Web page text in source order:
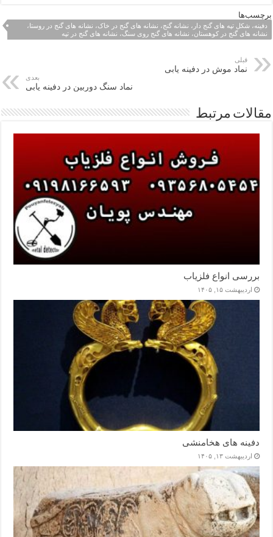
برچسب‌ها
دفینه، شکل تپه های گنج دار، نشانه گنج، نشانه های گنج در خاک، نشانه های گنج در روستا،
نشانه های گنج در کوهستان، نشانه های گنج روی سنگ، نشانه های گنج در تپه
قبلی
نماد موش در دفینه یابی
بعدی
نماد سنگ دوربین در دفینه یابی
مقالات مرتبط
بررسی انواع فلزیاب
اردیبهشت ۱۵, ۱۴۰۵
دفینه های هخامنشی
اردیبهشت ۱۳, ۱۴۰۵